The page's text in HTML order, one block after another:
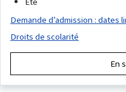
Demande d’admission : dates
Droits de scolarité
En